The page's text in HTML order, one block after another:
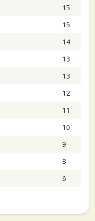
15
15
14
13
13
12
11
10
9
8
6